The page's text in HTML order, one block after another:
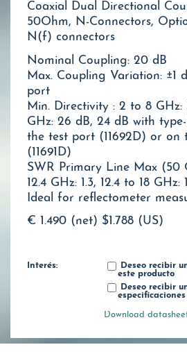
Coaxial Dual Directional
50Ohm, N-Connectors,
N(f) connectors
Nominal Coupling: 20 dB
Max. Coupling Variation: ±1
port
Min. Directivity : 2 to 8 GHz:
GHz: 26 dB, 24 dB with
the test port (11692D) or on
(11691D)
SWR Primary Line Max (50
12.4 GHz: 1.3, 12.4 to 18 GHz:
Ideal for reflectometer
€ 1.490 (net) $1.788 (US)
Interés:
Deseo recibir
este producto
Deseo recibir
Download